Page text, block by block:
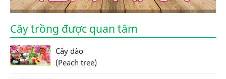
Cây trồng được quan tâm
Cây đào
(Peach tree)